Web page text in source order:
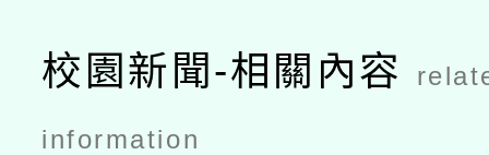
校園新聞-相關內容
information